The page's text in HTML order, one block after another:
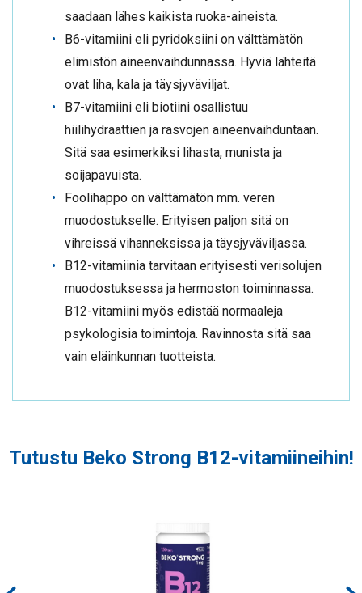
saadaan lähes kaikista ruoka-aineista.
B6-vitamiini eli pyridoksiini on välttämätön
elimistön aineenvaihdunnassa. Hyviä lähteitä
ovat liha, kala ja täysjyväviljat.
B7-vitamiini eli biotiini osallistuu
hiilihydraattien ja rasvojen aineenvaihduntaan.
Sitä saa esimerkiksi lihasta, munista ja
soijapavuista.
Foolihappo on välttämätön mm. veren
muodostukselle. Erityisen paljon sitä on
vihreissä vihanneksissa ja täysjyväviljassa.
B12-vitamiinia tarvitaan erityisesti verisolujen
muodostuksessa ja hermoston toiminnassa.
B12-vitamiini myös edistää normaaleja
psykologisia toimintoja. Ravinnosta sitä saa
vain eläinkunnan tuotteista.
Tutustu Beko Strong B12-vitamiineihin!